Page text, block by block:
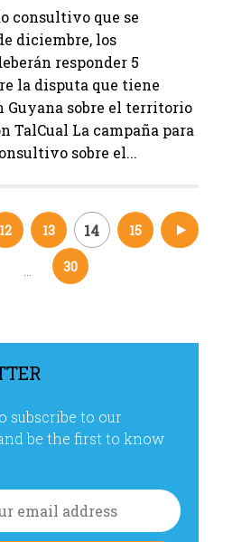
consultivo que se
diciembre, los
responder 5
la disputa que tiene
Guyana sobre el territorio
TalCual La campaña para
sobre el...
subscribe to our
be the first to know
12 13 14 15 16
30